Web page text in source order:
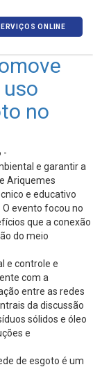
ONLINE
no
-
e garantir a
Ariquemes
e educativo
evento focou no
que a conexão
do meio
e controle e
com a
entre as redes
da discussão
sólidos e óleo
e
de esgoto é um